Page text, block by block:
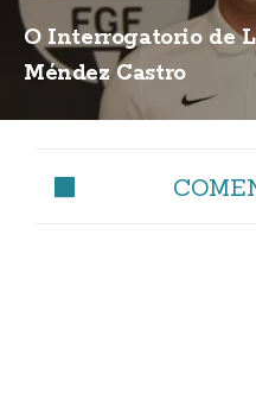
O Interrogatorio de
Méndez Castro